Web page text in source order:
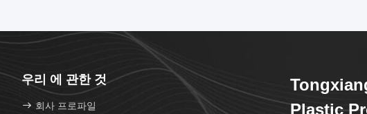
우리 에 관한 것
회사 프로파일
Plastic